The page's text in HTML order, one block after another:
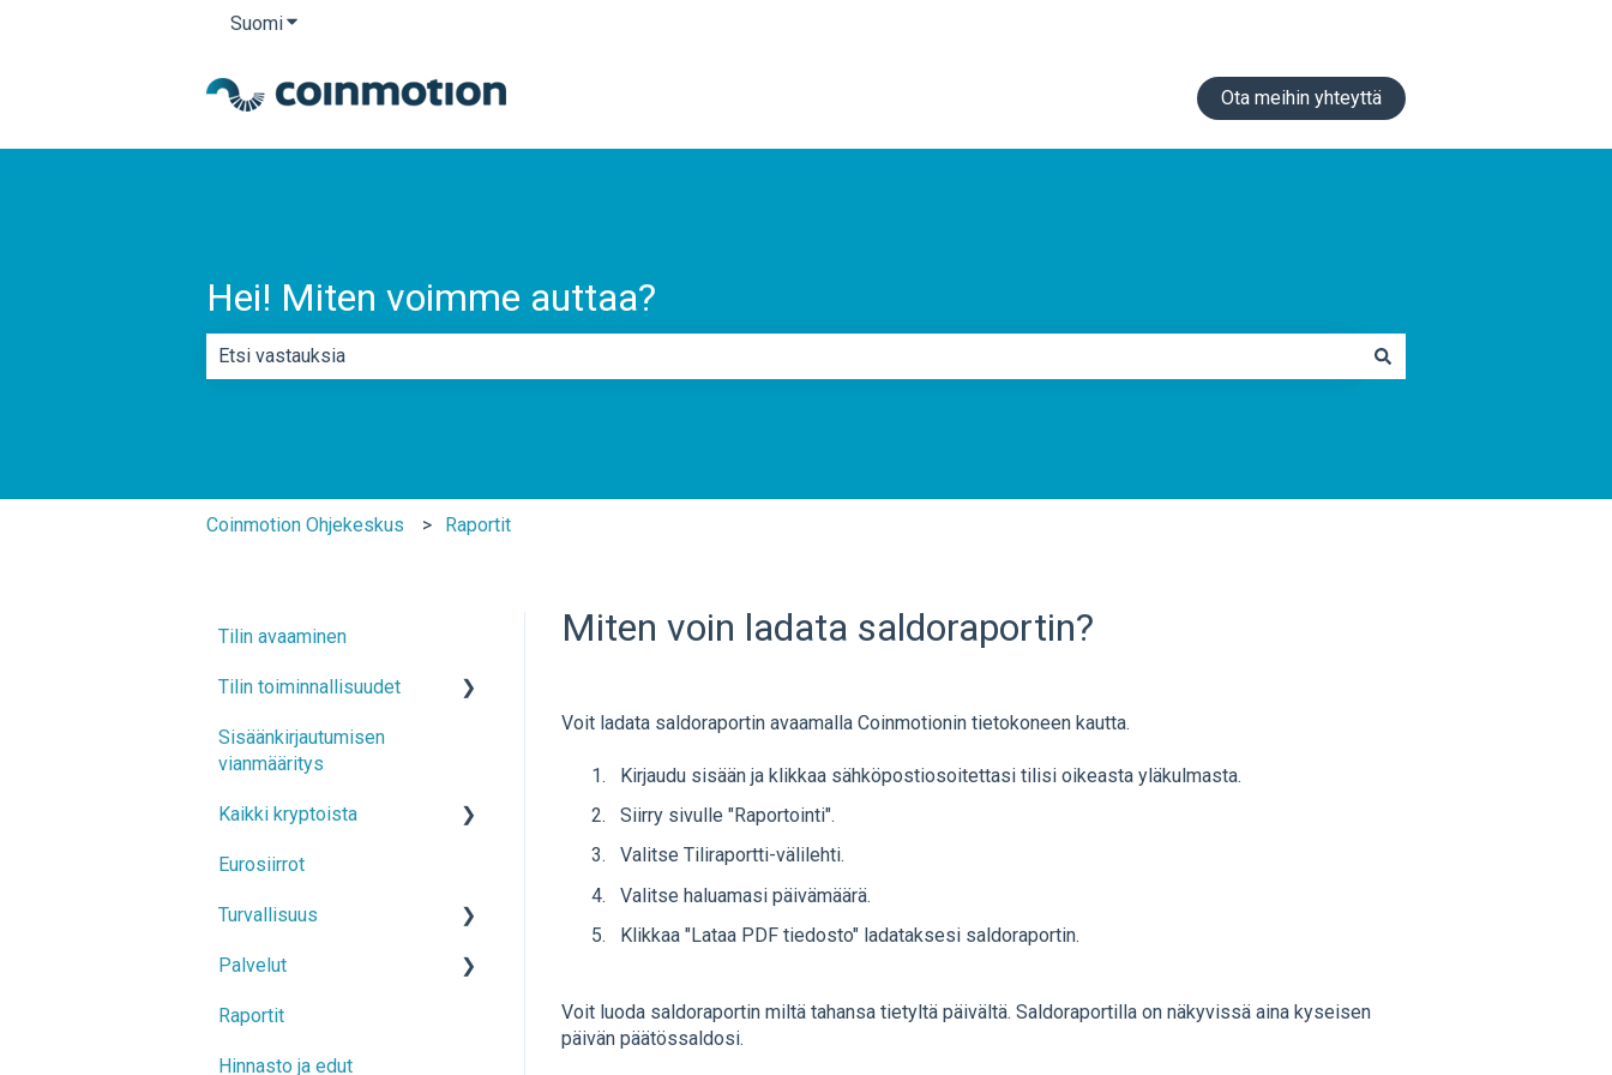
SuomiNäytä käännöksien alavalikko
Ota meihin yhteyttä
Hei! Miten voimme auttaa?
Coinmotion Ohjekeskus Raportit
Miten voin ladata saldoraportin?
Voit ladata saldoraportin avaamalla Coinmotionin tietokoneen kautta.
Kirjaudu sisään ja klikkaa sähköpostiosoitettasi tilisi oikeasta yläkulmasta.
Siirry sivulle "Raportointi".
Valitse Tiliraportti-välilehti.
Valitse haluamasi päivämäärä.
Klikkaa "Lataa PDF tiedosto" ladataksesi saldoraportin.
Voit luoda saldoraportin miltä tahansa tietyltä päivältä. Saldoraportilla on näkyvissä aina kyseisen
päivän päätössaldosi.
Tilin avaaminen
Tilin toiminnallisuudet
Tilin tiedot
(2FA), kirjautuminen ja
Sisäänkirjautumisen
vianmääritys
Kaikki kryptoista
Kaupankäynti
Kryptovaluuttasiirrot
Eurosiirrot
Turvallisuus
Regulaatio
Varojen alkuperä
Vinkit turvallisuudesta
Palvelut
Kuukausisäästö
Säilö
Raportit
Hinnasto ja edut